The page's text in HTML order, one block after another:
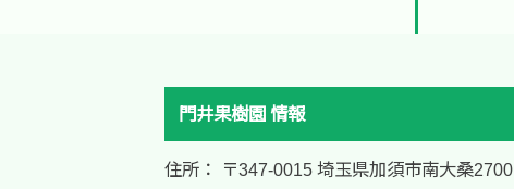
門井果樹園 情報
住所： 〒347-0015 埼玉県加須市南大桑2700